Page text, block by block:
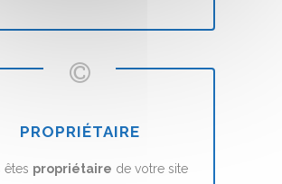
PROPRIÉTAIRE
êtes propriétaire de votre site